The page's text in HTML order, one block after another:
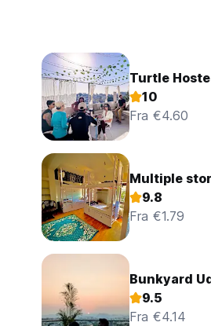
Turtle
10
Fra €4.60
Multiple
9.8
Fra €1.79
Bunkyard
9.5
Fra €4.14